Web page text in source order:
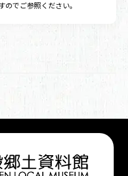
でご参照ください。